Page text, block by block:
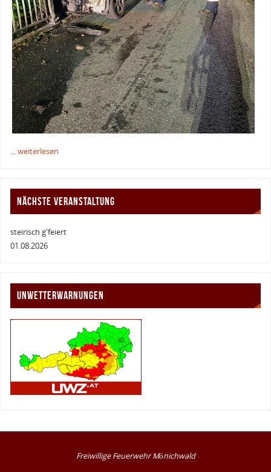
... weiterlesen
NÄCHSTE VERANSTALTUNG
steirisch g'feiert
01.08.2026
UNWETTERWARNUNGEN
Freiwillige Feuerwehr Mönichwald